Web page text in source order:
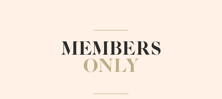
MEMBERS
ONLY